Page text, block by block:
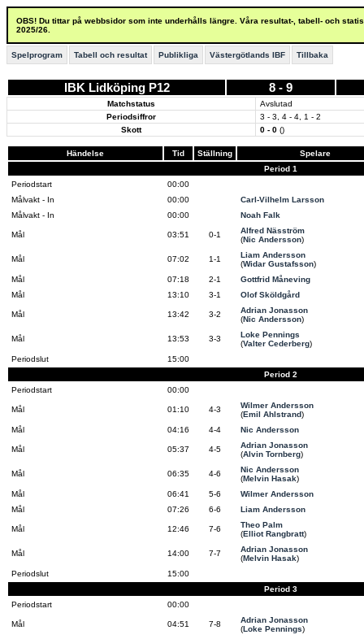
OBS! Du tittar på webbsidor som inte underhålls längre. Våra resultat-, tabell- och
2025/26.
Spelprogram Tabell och resultat Publikliga Västergötlands IBF Tillbaka
IBK Lidköping P12 8 - 9
Matchstatus
Avslutad
Periodsiffror
3 - 3, 4 - 4, 1 - 2
Skott
0 - 0 ()
Händelse Tid Ställning
Spelare
Period 1
Periodstart
00:00
Målvakt - In
00:00
Carl-Vilhelm Larsson
Målvakt - In
00:00 Noah Falk
Mål 03:51 0-1
Alfred Näsström
(Nic Andersson)
Mål 07:02 1-1
Liam Andersson
(Widar Gustafsson)
Mål
07:18 2-1
Gottfrid Måneving
Mål
13:10 3-1 Olof Sköldgård
Mål 13:42 3-2
Adrian Jonasson
(Nic Andersson)
Mål 13:53 3-3
Loke Pennings
(Valter Cederberg)
Periodslut
15:00
Period 2
Periodstart
00:00
Mål 01:10 4-3
Wilmer Andersson
(Emil Ahlstrand)
Mål
04:16 4-4 Nic Andersson
Mål 05:37 4-5
Adrian Jonasson
(Alvin Tornberg)
Mål 06:35 4-6
Nic Andersson
(Melvin Hasak)
Mål
06:41 5-6
Wilmer Andersson
Mål
07:26 6-6 Liam Andersson
Mål 12:46 7-6
Theo Palm
(Elliot Rangbratt)
Mål 14:00 7-7
Adrian Jonasson
(Melvin Hasak)
Periodslut
15:00
Period 3
Periodstart
00:00
Mål 04:51 7-8
Adrian Jonasson
(Loke Pennings)